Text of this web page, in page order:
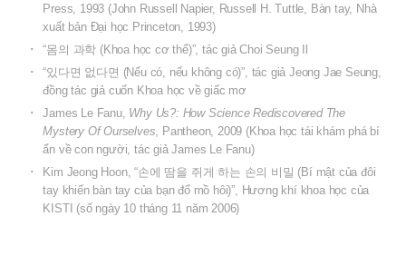
Press, 1993 (John Russell Napier, Russell H. Tuttle, Bàn tay, Nhà
xuất bản Đại học Princeton, 1993)
“몸의 과학 (Khoa học cơ thể)”, tác giả Choi Seung Il
“있다면 없다면 (Nếu có, nếu không có)”, tác giả Jeong Jae Seung,
đồng tác giả cuốn Khoa học về giấc mơ
James Le Fanu, Why Us?: How Science Rediscovered The
Mystery Of Ourselves , Pantheon, 2009 (Khoa học tái khám phá bí
ẩn về con người, tác giả James Le Fanu)
Kim Jeong Hoon, “손에 땀을 쥐게 하는 손의 비밀 (Bí mật của đôi
tay khiến bàn tay của bạn đổ mồ hôi)”, Hương khí khoa học của
KISTI (số ngày 10 tháng 11 năm 2006)